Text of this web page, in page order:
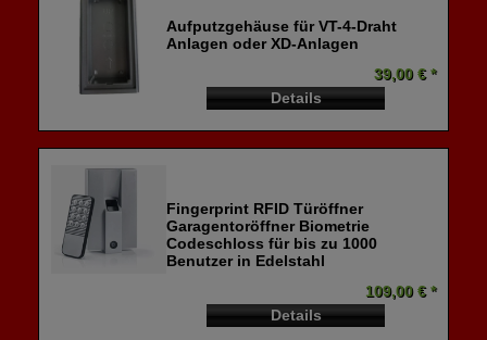
Aufputzgehäuse für VT-4-Draht
Anlagen oder XD-Anlagen
39,00 € *
Details
Fingerprint RFID Türöffner
Garagentoröffner Biometrie
Codeschloss für bis zu 1000
Benutzer in Edelstahl
109,00 € *
Details